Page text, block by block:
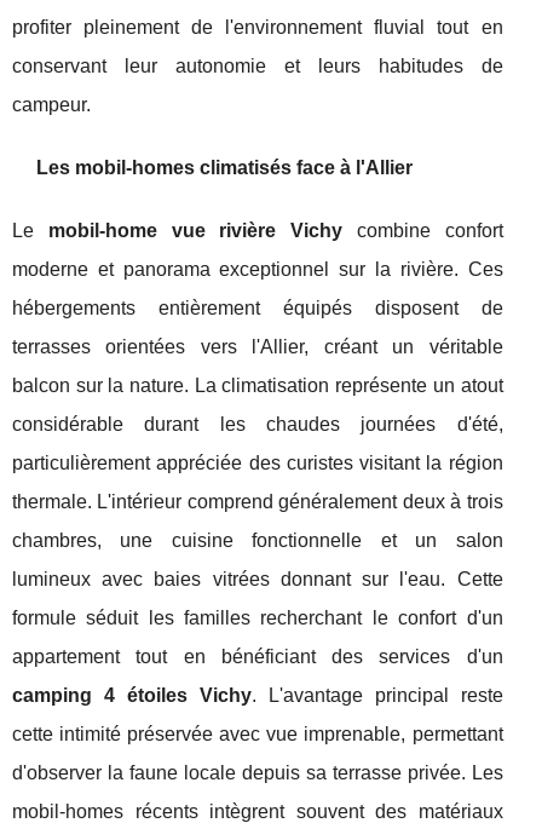
profiter pleinement de l'environnement fluvial tout en
conservant leur autonomie et leurs habitudes de
campeur.
Les mobil-homes climatisés face à l'Allier
Le mobil-home vue rivière Vichy combine confort
moderne et panorama exceptionnel sur la rivière. Ces
hébergements entièrement équipés disposent de
terrasses orientées vers l'Allier, créant un véritable
balcon sur la nature. La climatisation représente un atout
considérable durant les chaudes journées d'été,
particulièrement appréciée des curistes visitant la région
thermale. L'intérieur comprend généralement deux à trois
chambres, une cuisine fonctionnelle et un salon
lumineux avec baies vitrées donnant sur l'eau. Cette
formule séduit les familles recherchant le confort d'un
appartement tout en bénéficiant des services d'un
camping 4 étoiles Vichy. L'avantage principal reste
cette intimité préservée avec vue imprenable, permettant
d'observer la faune locale depuis sa terrasse privée. Les
mobil-homes récents intègrent souvent des matériaux